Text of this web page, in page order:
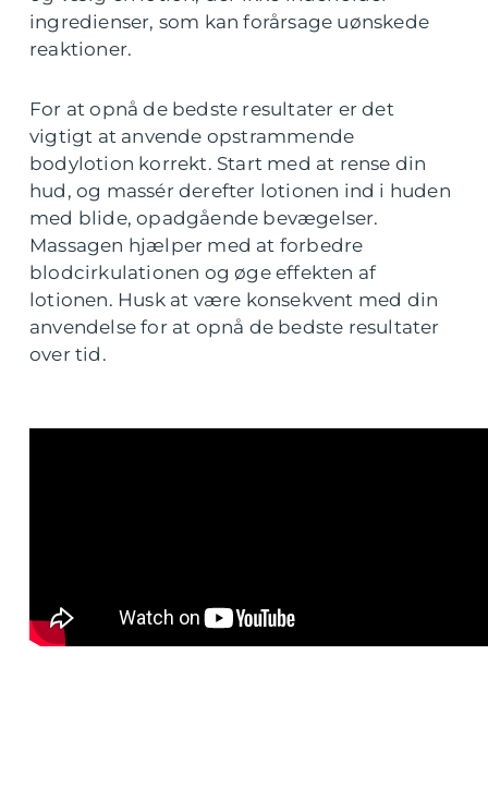
ingredienser, som kan forårsage uønskede
reaktioner.
For at opnå de bedste resultater er det
vigtigt at anvende opstrammende
bodylotion korrekt. Start med at rense din
hud, og massér derefter lotionen ind i huden
med blide, opadgående bevægelser.
Massagen hjælper med at forbedre
blodcirkulationen og øge effekten af
lotionen. Husk at være konsekvent med din
anvendelse for at opnå de bedste resultater
over tid.